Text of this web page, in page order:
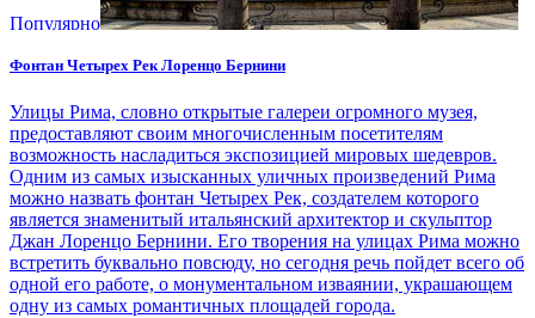
Популярно
Фонтан Четырех Рек Лоренцо Бернини
Улицы Рима, словно открытые галереи огромного музея,
предоставляют своим многочисленным посетителям
возможность насладиться экспозицией мировых шедевров.
Одним из самых изысканных уличных произведений Рима
можно назвать фонтан Четырех Рек, создателем которого
является знаменитый итальянский архитектор и скульптор
Джан Лоренцо Бернини. Его творения на улицах Рима можно
встретить буквально повсюду, но сегодня речь пойдет всего об
одной его работе, о монументальном изваянии, украшающем
одну из самых романтичных площадей города.